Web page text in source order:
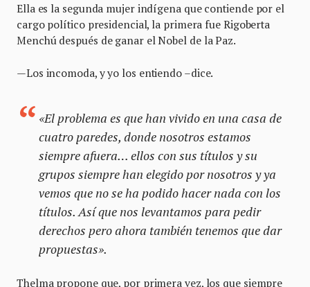
Ella es la segunda mujer indígena que contiende por el
cargo político presidencial, la primera fue Rigoberta
Menchú después de ganar el Nobel de la Paz.
—Los incomoda, y yo los entiendo –dice.
«El problema es que han vivido en una casa de
cuatro paredes, donde nosotros estamos
siempre afuera… ellos con sus títulos y su
grupos siempre han elegido por nosotros y ya
vemos que no se ha podido hacer nada con los
títulos. Así que nos levantamos para pedir
derechos pero ahora también tenemos que dar
propuestas».
Thelma propone que, por primera vez, los que siempre